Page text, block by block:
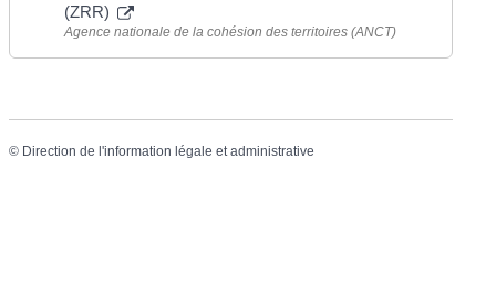
(ZRR)
Agence nationale de la cohésion des territoires (ANCT)
© Direction de l'information légale et administrative